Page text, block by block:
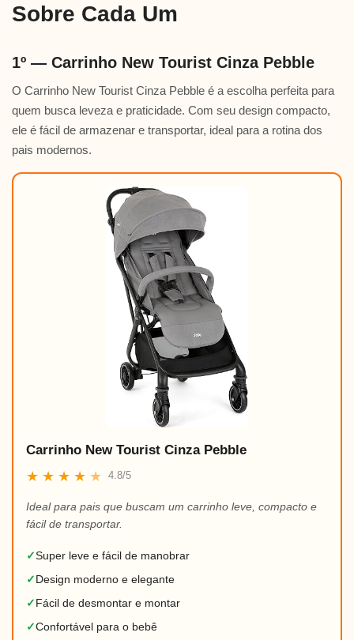
Sobre Cada Um
1º — Carrinho New Tourist Cinza Pebble
O Carrinho New Tourist Cinza Pebble é a escolha perfeita para
quem busca leveza e praticidade. Com seu design compacto,
ele é fácil de armazenar e transportar, ideal para a rotina dos
pais modernos.
Carrinho New Tourist Cinza Pebble
★ ★ ★ ★ ★ 4.8/5
Ideal para pais que buscam um carrinho leve, compacto e
fácil de transportar.
✓Super leve e fácil de manobrar
✓ Design moderno e elegante
✓ Fácil de desmontar e montar
✓Confortável para o bebê